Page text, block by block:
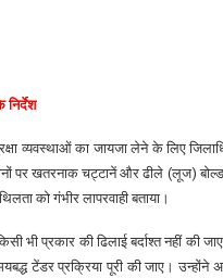
व्यवस्थाओं का जायजा लेने के लिए
पर खतरनाक चट्टानें और ढीले (लूज) बोल्डर
को गंभीर लापरवाही बताया।
भी प्रकार की ढिलाई बर्दाश्त नहीं की
टेंडर प्रक्रिया पूरी की जाए। उन्होंने